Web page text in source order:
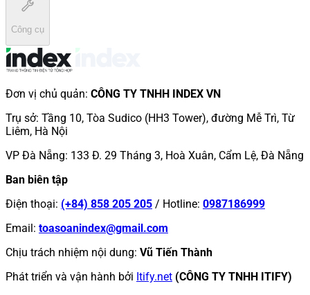
Công cụ
Đơn vị chủ quản: CÔNG TY TNHH INDEX VN
Trụ sở: Tầng 10, Tòa Sudico (HH3 Tower), đường Mễ Trì, Từ
Liêm, Hà Nội
VP Đà Nẵng: 133 Đ. 29 Tháng 3, Hoà Xuân, Cẩm Lệ, Đà Nẵng
Ban biên tập
Điện thoại: (+84) 858 205 205 / Hotline: 0987186999
Email: toasoanindex@gmail.com
Chịu trách nhiệm nội dung: Vũ Tiến Thành
Phát triển và vận hành bởi Itify.net (CÔNG TY TNHH ITIFY)